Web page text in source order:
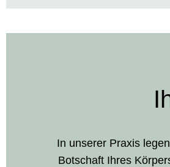
In unserer Praxis
Botschaft Ihres